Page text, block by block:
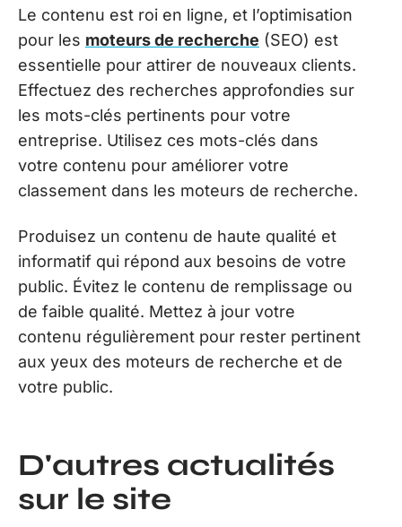
Le contenu est roi en ligne, et l’optimisation
pour les moteurs de recherche (SEO) est
essentielle pour attirer de nouveaux clients.
Effectuez des recherches approfondies sur
les mots-clés pertinents pour votre
entreprise. Utilisez ces mots-clés dans
votre contenu pour améliorer votre
classement dans les moteurs de recherche.
Produisez un contenu de haute qualité et
informatif qui répond aux besoins de votre
public. Évitez le contenu de remplissage ou
de faible qualité. Mettez à jour votre
contenu régulièrement pour rester pertinent
aux yeux des moteurs de recherche et de
votre public.
D'autres actualités
sur le site